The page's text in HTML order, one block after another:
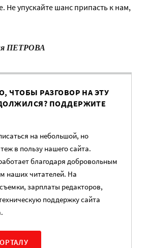
Не упускайте шанс припасть к нам,
ПЕТРОВА
ЧТОБЫ РАЗГОВОР НА ЭТУ
ПОДДЕРЖИТЕ
на небольшой, но
в пользу нашего сайта.
благодаря добровольным
наших читателей. На
зарплаты редакторов,
поддержку сайта